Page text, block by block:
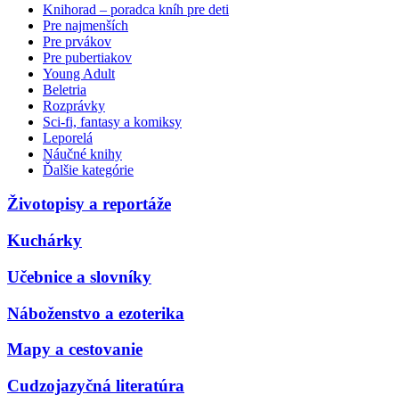
Knihorad – poradca kníh pre deti
Pre najmenších
Pre prvákov
Pre pubertiakov
Young Adult
Beletria
Rozprávky
Sci-fi, fantasy a komiksy
Leporelá
Náučné knihy
Ďalšie kategórie
Životopisy a reportáže
Kuchárky
Učebnice a slovníky
Náboženstvo a ezoterika
Mapy a cestovanie
Cudzojazyčná literatúra